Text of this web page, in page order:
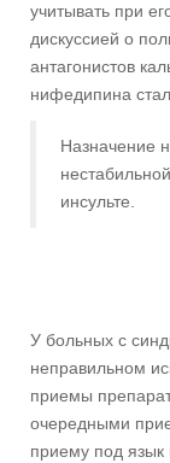
учитывать при
дискуссией о
антагонистов
нифедипина
Назначение
инсульте.
У больных с
неправильном
приемы
очередными
приему под язык